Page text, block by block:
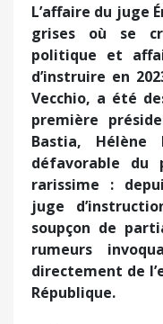
L’affaire du juge
grises où se
politique et
d’instruire en
Vecchio, a été
première
Bastia,
défavorable du
rarissime :
juge
soupçon de
rumeurs
directement de
République.